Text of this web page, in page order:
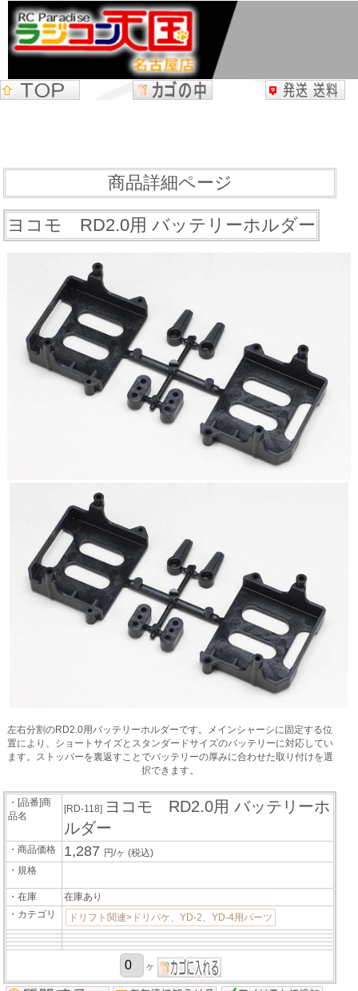
商品詳細ページ
ヨコモ RD2.0用 バッテリーホルダー
左右分割のRD2.0用バッテリーホルダーです。メインシャーシに固定する位
置により、ショートサイズとスタンダードサイズのバッテリーに対応してい
ます。ストッパーを裏返すことでバッテリーの厚みに合わせた取り付けを選
択できます。
・[品番]商
品名
[RD-118] ヨコモ RD2.0用 バッテリーホ
ルダー
・商品価格 1,287 円/ヶ(税込)
・規格
・在庫
在庫あり
・カテゴリ
ドリフト関連>ドリパケ、YD-2、YD-4用パーツ
ヶ